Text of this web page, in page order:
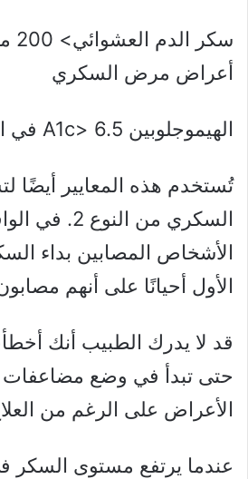
أعراض مرض السكري
الهيموجلوبين A1c> 6.5 في اختبارين منفصلين
تُستخدم هذه المعايير
السكري من
الأشخاص المصابين بداء
الأول أحيانًا على أنهم مصابون
قد لا يدرك الطبيب أنك
حتى تبدأ في وضع مضاعفات
الأعراض على الرغم من
عندما يرتفع مستوى السكر